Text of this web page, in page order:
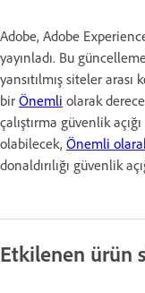
Adobe, Adobe
yayınladı. Bu
yansıtılmış siteler arası
bir Önemli olarak
çalıştırma güvenlik
olabilecek, Önemli
donaldırılığı güvenlik
Etkilenen ürün